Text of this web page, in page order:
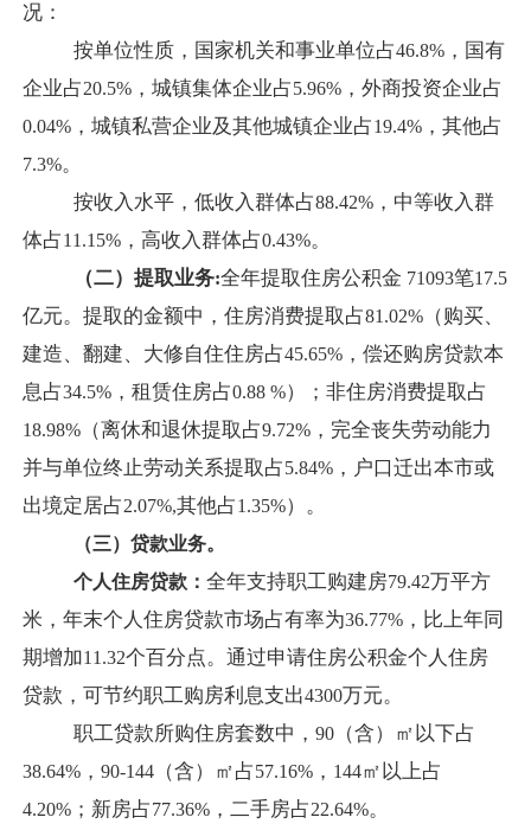
况：
按单位性质，国家机关和事业单位占46.8%，国有
企业占20.5% ，城镇集体企业占5.96% ，外商投资企业占
0.04% ，城镇私营企业及其他城镇企业占19.4% ，其他占
7.3%。
按收入水平，低收入群体占88.42%，中等收入群
体占11.15% ，高收入群体占0.43%。
（二）提取业务:全年提取住房公积金 71093笔17.5
亿元。提取的金额中，住房消费提取占81.02% （购买、
建造、翻建、大修自住住房占45.65% ，偿还购房贷款本
息占34.5% ，租赁住房占0.88 %）；非住房消费提取占
18.98% （离休和退休提取占9.72% ，完全丧失劳动能力
并与单位终止劳动关系提取占5.84% ，户口迁出本市或
出境定居占2.07%,其他占1.35%）。
（三）贷款业务。
个人住房贷款： 全年支持职工购建房79.42万平方
米，年末个人住房贷款市场占有率为36.77% ，比上年同
期增加11.32个百分点。通过申请住房公积金个人住房
贷款，可节约职工购房利息支出4300万元。
职工贷款所购住房套数中， 90（含）㎡以下占
38.64% ， 90-144 （含）㎡占57.16% ， 144㎡以上占
4.20% ；新房占77.36% ，二手房占22.64%。